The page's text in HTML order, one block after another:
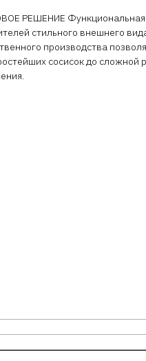
РЕШЕНИЕ Функциональная
стильного внешнего
производства
сосисок до сложной